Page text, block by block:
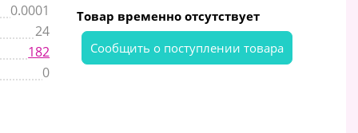
0.0001
24
182
0
Товар временно отсутствует
Cообщить о поступлении товара